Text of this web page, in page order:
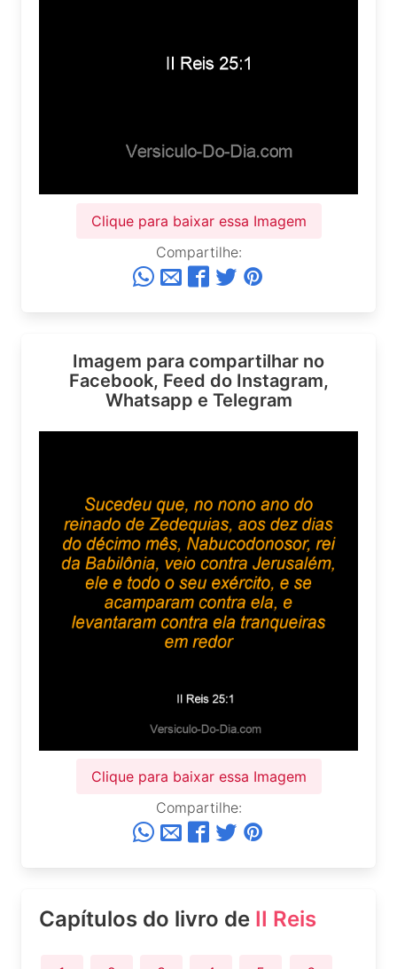
Clique para baixar essa Imagem
Compartilhe:
Imagem para compartilhar no
Facebook, Feed do Instagram,
Whatsapp e Telegram
Clique para baixar essa Imagem
Compartilhe:
Capítulos do livro de II Reis